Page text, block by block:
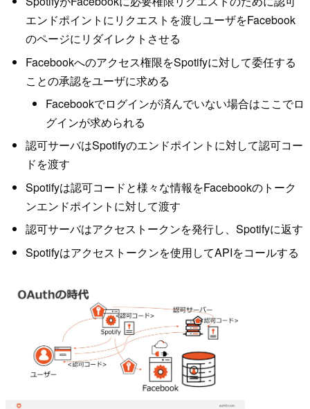
エンドポイントにリクエストを渡しユーザをFacebook
のページにリダイレクトさせる
Facebookへのアクセス権限をSpotifyに対して委任する
ことの承認をユーザに求める
Facebookでログインが済んでいない場合はここでロ
グインが求められる
認可サーバはSpotifyのエンドポイントに対して認可コー
ドを渡す
Spotifyは認可コードと様々な情報をFacebookのトーク
ンエンドポイントに対して渡す
認可サーバはアクセストークンを発行し、Spotifyに返す
Spotifyはアクセストークンを使用してAPIをコールする